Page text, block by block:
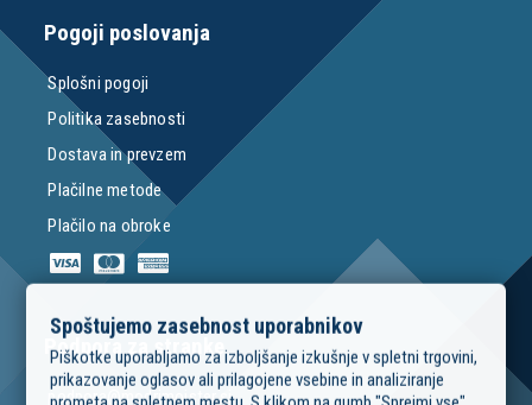
Pogoji poslovanja
Splošni pogoji
Politika zasebnosti
Dostava in prevzem
Plačilne metode
Plačilo na obroke
Podpora za stranke
podpora@modrimojster.si
Spoštujemo zasebnost uporabnikov
Piškotke uporabljamo za izboljšanje izkušnje v spletni trgovini,
prikazovanje oglasov ali prilagojene vsebine in analiziranje